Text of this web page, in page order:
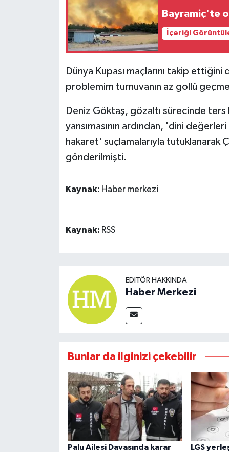
Bayramiç'te
İçeriği
Dünya Kupası maçlarını takip
problemim turnuvanın az gollü
Deniz Göktaş, gözaltı sürecinde
yansımasının ardından, 'dini
hakaret' suçlamalarıyla tutuklanarak
gönderilmişti.
Kaynak: Haber merkezi
Kaynak: RSS
EDITÖR HAKKINDA
Haber Merkezi
Bunlar da ilginizi çekebilir
Palu Ailesi Davasında karar
LGS